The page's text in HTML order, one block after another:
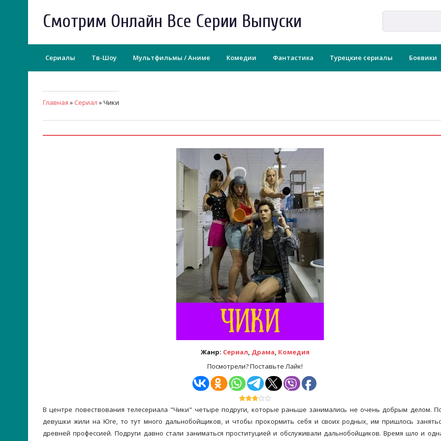
Смотрим Онлайн Все Серии Выпуски
Сериалы Тв-Шоу Мультфильмы / Аниме Комедии Фантастика Турецкие сериалы Боевики
Главная » Сериал » Чики
Жанр: Сериал, Драма, Комедия
Посмотрели? Поставьте Лайк!
В центре повествования телесериала "Чики" четыре подруги, которые раньше занимались не очень добрым делом.
девушки жили на Юге, то тут много дальнобойщиков, и чтобы прокормить себя и своих родных, им пришлось
древней профессией. Подруги давно стали заниматься проституцией и обслуживали дальнобойщиков. Время шло и